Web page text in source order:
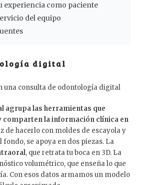
experiencia como paciente
del equipo
digital
agrupa las herramientas que
comparten la información clínica en
de hacerlo con moldes de escayola y
fondo, se apoya en dos piezas. La
, que retrata tu boca en 3D. La
volumétrico, que enseña lo que
Con esos datos armamos un modelo